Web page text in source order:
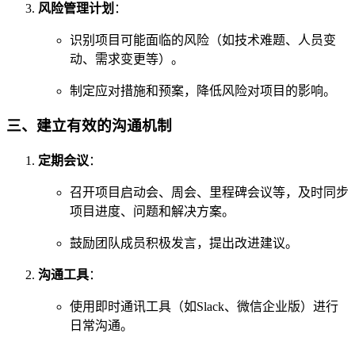
风险管理计划 ：
识别项目可能面临的风险（如技术难题、人员变
动、需求变更等）。
制定应对措施和预案，降低风险对项目的影响。
三、建立有效的沟通机制
定期会议 ：
召开项目启动会、周会、里程碑会议等，及时同步
项目进度、问题和解决方案。
鼓励团队成员积极发言，提出改进建议。
沟通工具：
使用即时通讯工具（如Slack、微信企业版）进行
日常沟通。